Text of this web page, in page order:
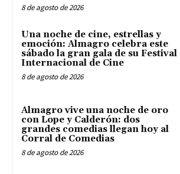
8 de agosto de 2026
Una noche de cine, estrellas y
emoción: Almagro celebra este
sábado la gran gala de su Festival
Internacional de Cine
8 de agosto de 2026
Almagro vive una noche de oro
con Lope y Calderón: dos
grandes comedias llegan hoy al
Corral de Comedias
8 de agosto de 2026